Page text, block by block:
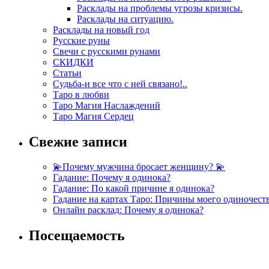
Расклады на проблемы угрозы кризисы.
Расклады на ситуацию.
Расклады на новый год
Русские руны
Свечи с русскими рунами
СКИДКИ
Статьи
Судьба-и все что с ней связано!..
Таро в любви
Таро Магия Наслаждений
Таро Магия Сердец
Свежие записи
💫Почему мужчина бросает женщину? 💫
Гадание: Почему я одинока?
Гадание: По какой причине я одинока?
Гадание на картах Таро: Причины моего
Онлайн расклад: Почему я одинока?
Посещаемость